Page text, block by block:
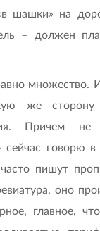
шашки» на
– должен
множество.
же
Причем не
сейчас говорю
пишут
оно
главное,